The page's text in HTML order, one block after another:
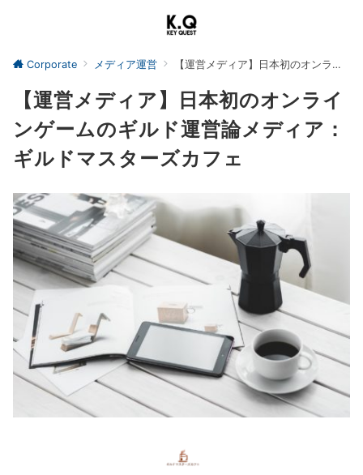
Corporate メディア運営 【運営メディア】日本初のオンラインゲームのギルド運営論メディア：ギルドマスターズカフェ
【運営メディア】日本初のオンライ
ンゲームのギルド運営論メディア：
ギルドマスターズカフェ